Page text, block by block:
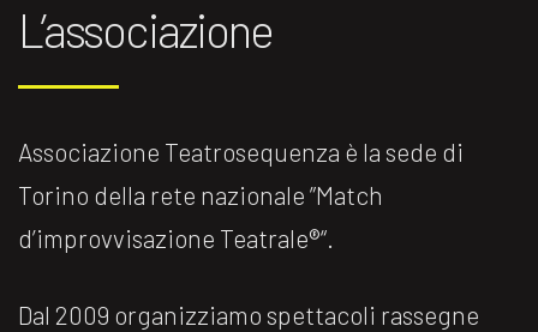
L’associazione
Associazione Teatrosequenza è la sede di
Torino della rete nazionale ”Match
d’improvvisazione Teatrale®️“.
Dal 2009 organizziamo spettacoli rassegne